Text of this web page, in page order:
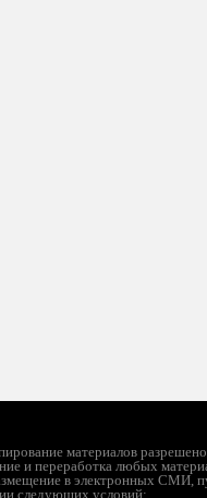
материалов
и переработка любых
в электронных СМИ,
следующих условий: